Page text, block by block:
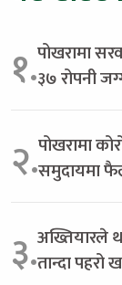
१.पोखरामा
३७ रोपनी
२.पोखरामा
समुदायमा
३.अख्तियारले
तान्दा पहरो